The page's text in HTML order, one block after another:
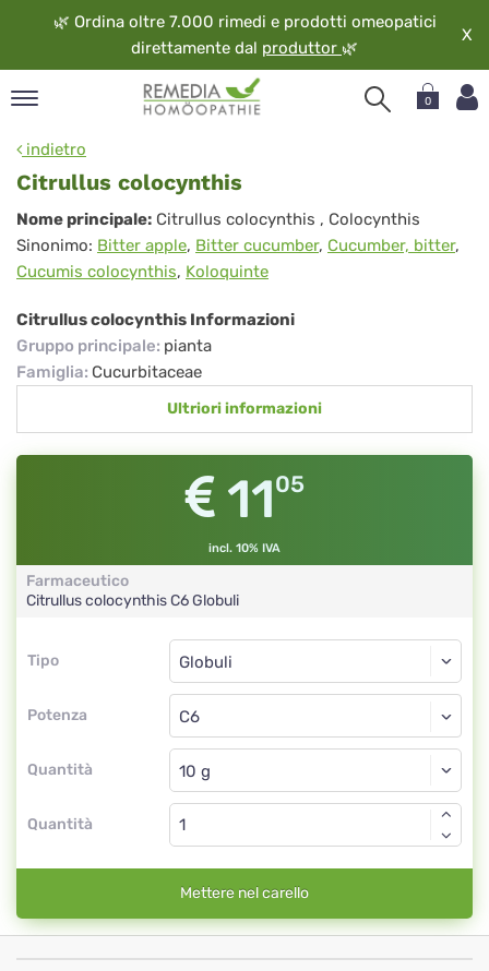
🌿 Ordina oltre 7.000 rimedi e prodotti omeopatici
direttamente dal produttor 🌿
X
0
indietro
Citrullus colocynthis
Citrullus
colocynthis
Nome principale: Citrullus colocynthis , Colocynthis
Sinonimo: Bitter apple, Bitter cucumber, Cucumber, bitter,
Cucumis colocynthis, Koloquinte
Citrullus colocynthis Informazioni
Gruppo principale: pianta
Famiglia: Cucurbitaceae
Ultriori informazioni
1105
incl. 10% IVA
Farmaceutico
Citrullus colocynthisC6Globuli
Tipo
Tipo
Potenza
Globuli
C6
Quantità
Globuli
Quantità
Mettere nel carello